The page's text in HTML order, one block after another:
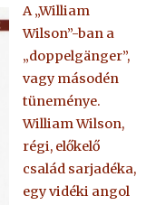
A „William
Wilson”-ban a
„doppelgänger”,
vagy másodén
tüneménye.
William Wilson,
régi, előkelő
család sarjadéka,
egy vidéki angol